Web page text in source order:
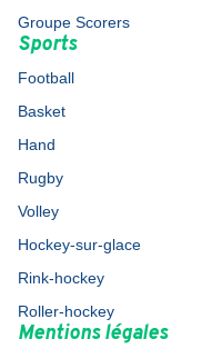
Groupe Scorers
Sports
Football
Basket
Hand
Rugby
Volley
Hockey-sur-glace
Rink-hockey
Roller-hockey
Mentions légales